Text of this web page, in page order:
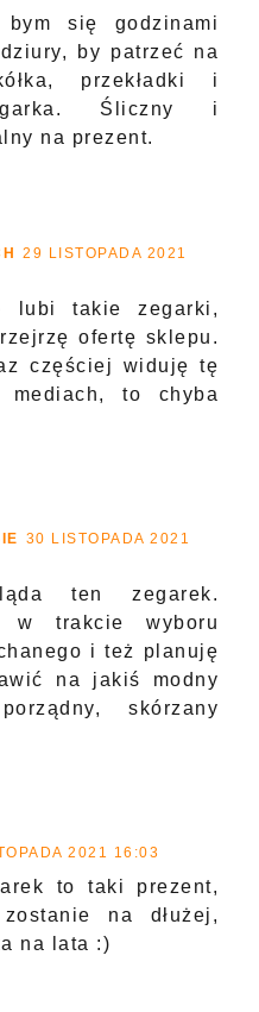
się godzinami
by patrzeć na
przekładki i
Śliczny i
na prezent.
29 LISTOPADA 2021
lubi takie zegarki,
ofertę sklepu.
częściej widuję tę
to chyba
30 LISTOPADA 2021
ten zegarek.
w trakcie wyboru
i też planuję
na jakiś modny
skórzany
2021 16:03
to taki prezent,
na dłużej,
na lata :)